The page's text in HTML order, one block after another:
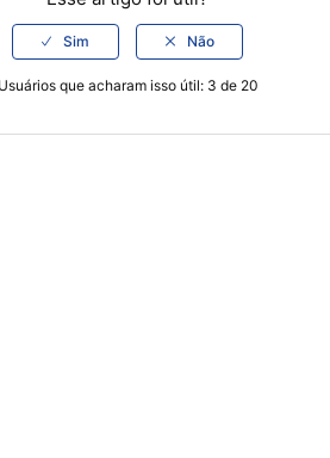
Usuários que acharam isso útil: 3 de 20